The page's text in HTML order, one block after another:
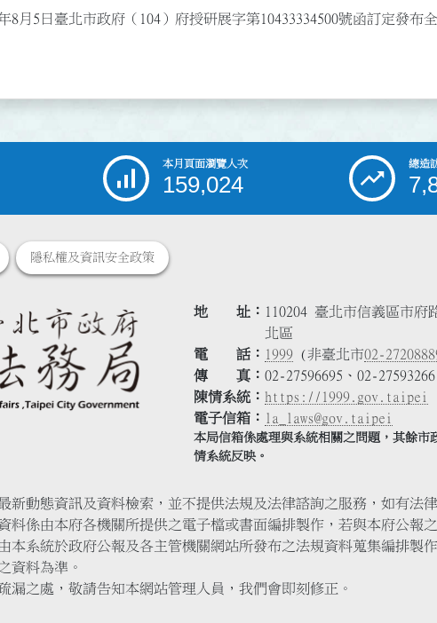
8月5日臺北市政府（104）府授研展字第10433334500號函訂定發布全
本月頁面瀏覽人次
159,024
總造
隱私權及資訊安全政策
地 址
110204 臺北市信義區市府
北區
電 話
1999 (非臺北市02-
傳 真
02-27596695、02-27593266
陳情系統
https://1999.gov.taipei
電子信箱
la_laws@gov.taipei
本局信箱係處理與系統相關之問題，其餘市
情系統反映。
新動態資訊及資料檢索，並不提供法規及法律諮詢之服務，如有法
料係由本府各機關所提供之電子檔或書面編排製作，若與本府公報
本系統於政府公報及各主管機關網站所發布之法規資料蒐集編排製
資料為準。
漏之處，敬請告知本網站管理人員，我們會即刻修正。